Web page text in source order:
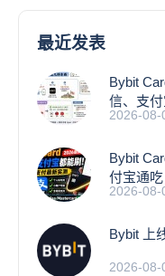
最近发表
Bybit
信、支
2026-08-
Bybit
付宝通吃
2026-08-
Bybit 上
2026-08-